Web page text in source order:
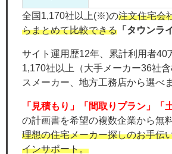
全国1,170社以上(※)の注文住宅会
らまとめて比較できる 「タウンラ
サイト運用歴12年、累計利用者40
1,170社以上（大手メーカー36社
スメーカー、地方工務店から選べ
「見積もり」「間取りプラン」「
の計画書を希望の複数企業から無
理想の住宅メーカー探しのお手伝
インサポート。